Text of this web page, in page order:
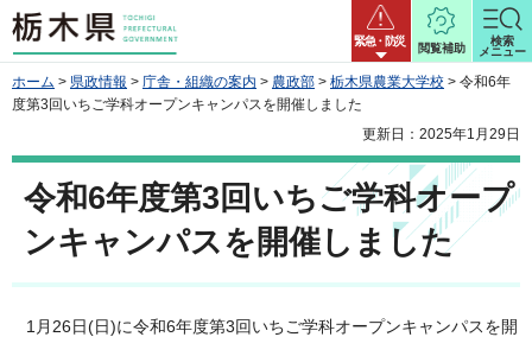
栃木県 緊急・防災
閲覧補助
検索
メニュー
ホーム > 県政情報 > 庁舎・組織の案内 > 農政部 > 栃木県農業大学校 > 令和6年
度第3回いちご学科オープンキャンパスを開催しました
更新日：2025年1月29日
令和6年度第3回いちご学科オープ
ンキャンパスを開催しました
1月26日(日)に令和6年度第3回いちご学科オープンキャンパスを開